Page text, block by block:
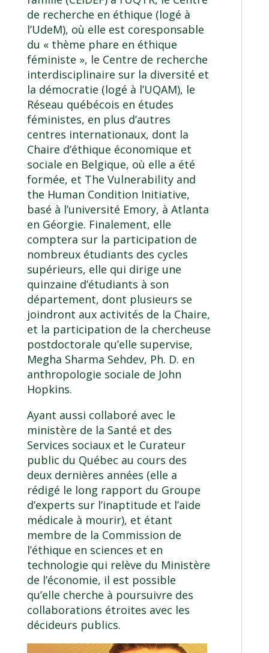
de recherche en éthique (logé à
l’UdeM), où elle est coresponsable
du « thème phare en éthique
féministe », le Centre de recherche
interdisciplinaire sur la diversité et
la démocratie (logé à l’UQAM), le
Réseau québécois en études
féministes, en plus d’autres
centres internationaux, dont la
Chaire d’éthique économique et
sociale en Belgique, où elle a été
formée, et The Vulnerability and
the Human Condition Initiative,
basé à l’université Emory, à Atlanta
en Géorgie. Finalement, elle
comptera sur la participation de
nombreux étudiants des cycles
supérieurs, elle qui dirige une
quinzaine d’étudiants à son
département, dont plusieurs se
joindront aux activités de la Chaire,
et la participation de la chercheuse
postdoctorale qu’elle supervise,
Megha Sharma Sehdev, Ph. D. en
anthropologie sociale de John
Hopkins.
Ayant aussi collaboré avec le
ministère de la Santé et des
Services sociaux et le Curateur
public du Québec au cours des
deux dernières années (elle a
rédigé le long rapport du Groupe
d’experts sur l’inaptitude et l’aide
médicale à mourir), et étant
membre de la Commission de
l’éthique en sciences et en
technologie qui relève du Ministère
de l’économie, il est possible
qu’elle cherche à poursuivre des
collaborations étroites avec les
décideurs publics.